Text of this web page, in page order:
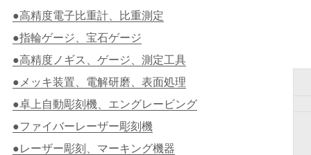
●高精度電子比重計、比重測定
●指輪ゲージ、宝石ゲージ
●高精度ノギス、ゲージ、測定工具
●メッキ装置、電解研磨、表面処理
●卓上自動彫刻機、エングレービング
●ファイバーレーザー彫刻機
●レーザー彫刻、マーキング機器